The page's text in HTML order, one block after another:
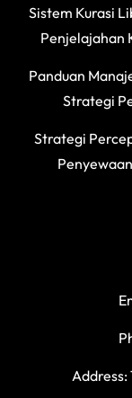
Sistem Kurasi
Penjelajahan
Panduan
Strategi
Strategi
Address: